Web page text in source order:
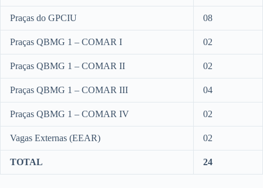
Praças do GPCIU 08
Praças QBMG 1 – COMAR I 02
Praças QBMG 1 – COMAR II 02
Praças QBMG 1 – COMAR III 04
Praças QBMG 1 – COMAR IV 02
Vagas Externas (EEAR) 02
TOTAL 24